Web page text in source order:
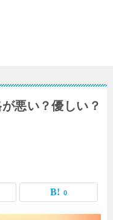
悪い？優しい？
0